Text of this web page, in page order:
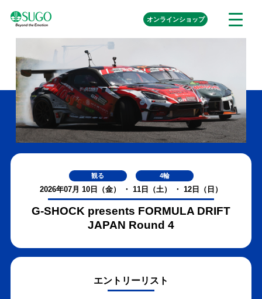
メ
オンラインショップ外
部
観る 4輪
2026年07月 10日（金） ・ 11日（土） ・ 12日（日）
G-SHOCK presents FORMULA DRIFT
JAPAN Round 4
エントリーリスト